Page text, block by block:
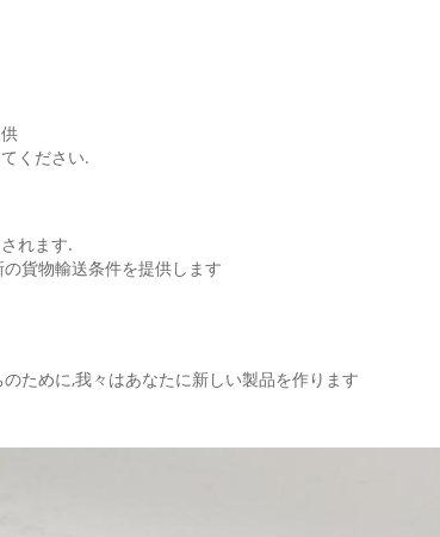
ください.
れます.
貨物輸送条件を提供します
ために,我々はあなたに新しい製品を作ります